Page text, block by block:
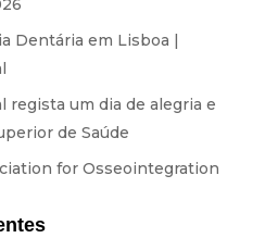
NÓS
Dentária em Lisboa |
regista um dia de alegria e
de Saúde
for Osseointegration